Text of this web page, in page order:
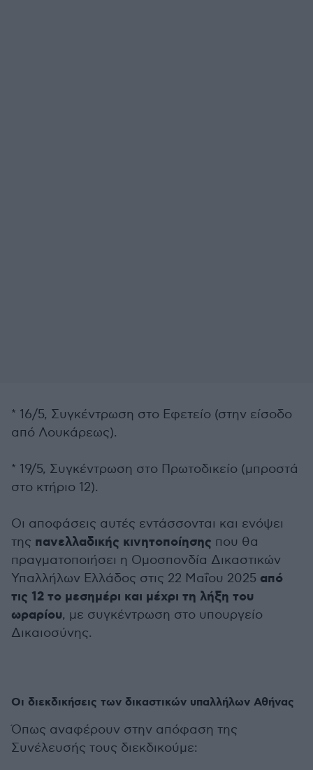
* 16/5, Συγκέντρωση στο Εφετείο (στην είσοδο
από Λουκάρεως).
* 19/5, Συγκέντρωση στο Πρωτοδικείο (μπροστά
στο κτήριο 12).
Οι αποφάσεις αυτές εντάσσονται και ενόψει
της πανελλαδικής κινητοποίησης που θα
πραγματοποιήσει η Ομοσπονδία Δικαστικών
Υπαλλήλων Ελλάδος στις 22 Μαΐου 2025 από
τις 12 το μεσημέρι και μέχρι τη λήξη του
ωραρίου, με συγκέντρωση στο υπουργείο
Δικαιοσύνης.
Οι διεκδικήσεις των δικαστικών υπαλλήλων Αθήνας
Όπως αναφέρουν στην απόφαση της
Συνέλευσής τους διεκδικούμε: